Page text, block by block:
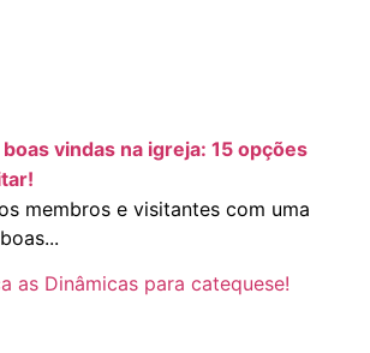
vindas na igreja: 15 opções
membros e visitantes com uma